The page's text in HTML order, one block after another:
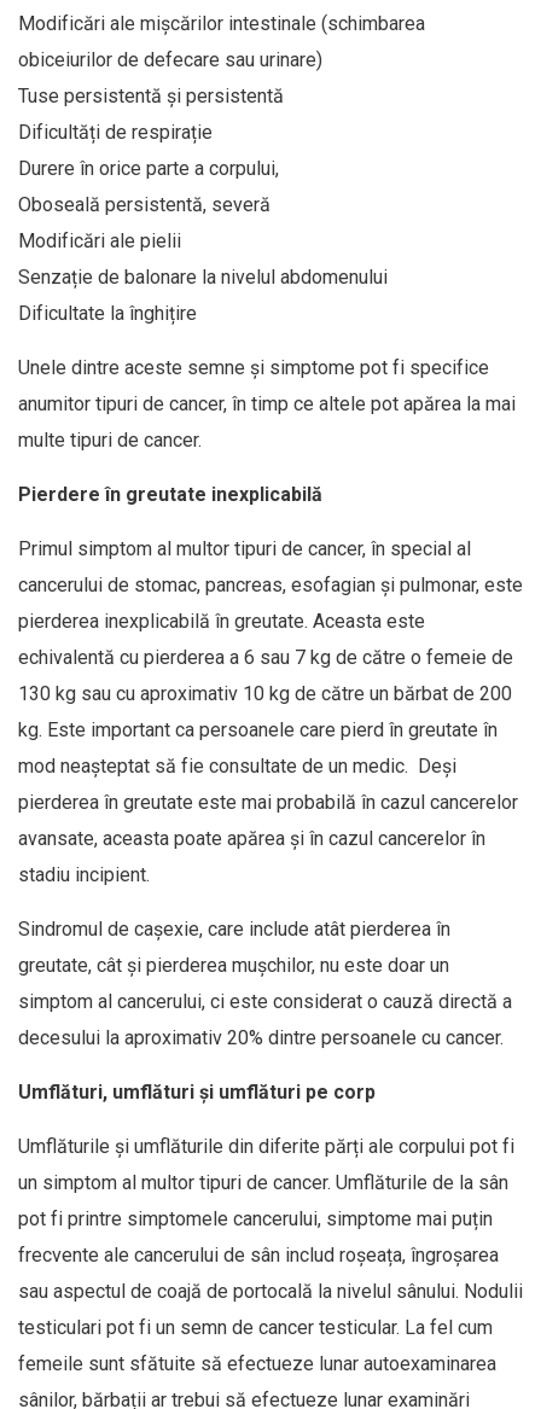
Modificări ale mișcărilor intestinale (schimbarea
obiceiurilor de defecare sau urinare)
Tuse persistentă și persistentă
Dificultăți de respirație
Durere în orice parte a corpului,
Oboseală persistentă, severă
Modificări ale pielii
Senzație de balonare la nivelul abdomenului
Dificultate la înghițire
Unele dintre aceste semne și simptome pot fi specifice
anumitor tipuri de cancer, în timp ce altele pot apărea la mai
multe tipuri de cancer.
Pierdere în greutate inexplicabilă
Primul simptom al multor tipuri de cancer, în special al
cancerului de stomac, pancreas, esofagian și pulmonar, este
pierderea inexplicabilă în greutate. Aceasta este
echivalentă cu pierderea a 6 sau 7 kg de către o femeie de
130 kg sau cu aproximativ 10 kg de către un bărbat de 200
kg. Este important ca persoanele care pierd în greutate în
mod neașteptat să fie consultate de un medic. Deși
pierderea în greutate este mai probabilă în cazul cancerelor
avansate, aceasta poate apărea și în cazul cancerelor în
stadiu incipient.
Sindromul de cașexie, care include atât pierderea în
greutate, cât și pierderea mușchilor, nu este doar un
simptom al cancerului, ci este considerat o cauză directă a
decesului la aproximativ 20% dintre persoanele cu cancer.
Umflături, umflături și umflături pe corp
Umflăturile și umflăturile din diferite părți ale corpului pot fi
un simptom al multor tipuri de cancer. Umflăturile de la sân
pot fi printre simptomele cancerului, simptome mai puțin
frecvente ale cancerului de sân includ roșeața, îngroșarea
sau aspectul de coajă de portocală la nivelul sânului. Nodulii
testiculari pot fi un semn de cancer testicular. La fel cum
femeile sunt sfătuite să efectueze lunar autoexaminarea
sânilor, bărbații ar trebui să efectueze lunar examinări